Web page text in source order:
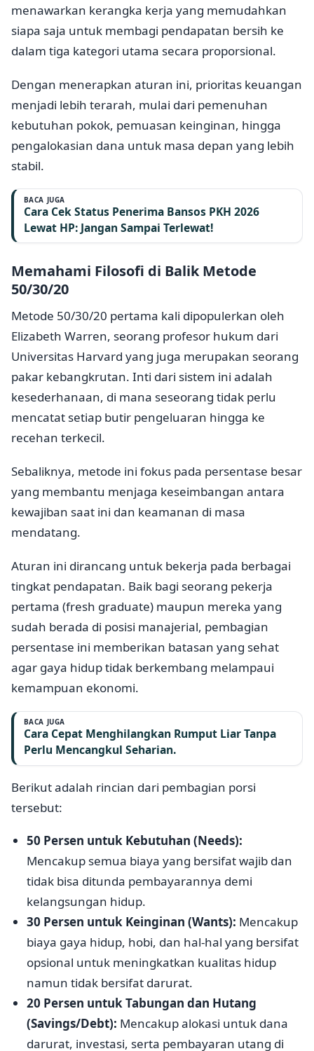
menawarkan kerangka kerja yang memudahkan
siapa saja untuk membagi pendapatan bersih ke
dalam tiga kategori utama secara proporsional.
Dengan menerapkan aturan ini, prioritas keuangan
menjadi lebih terarah, mulai dari pemenuhan
kebutuhan pokok, pemuasan keinginan, hingga
pengalokasian dana untuk masa depan yang lebih
stabil.
BACA JUGA
Cara Cek Status Penerima Bansos PKH 2026
Lewat HP: Jangan Sampai Terlewat!
Memahami Filosofi di Balik Metode
50/30/20
Metode 50/30/20 pertama kali dipopulerkan oleh
Elizabeth Warren, seorang profesor hukum dari
Universitas Harvard yang juga merupakan seorang
pakar kebangkrutan. Inti dari sistem ini adalah
kesederhanaan, di mana seseorang tidak perlu
mencatat setiap butir pengeluaran hingga ke
recehan terkecil.
Sebaliknya, metode ini fokus pada persentase besar
yang membantu menjaga keseimbangan antara
kewajiban saat ini dan keamanan di masa
mendatang.
Aturan ini dirancang untuk bekerja pada berbagai
tingkat pendapatan. Baik bagi seorang pekerja
pertama (fresh graduate) maupun mereka yang
sudah berada di posisi manajerial, pembagian
persentase ini memberikan batasan yang sehat
agar gaya hidup tidak berkembang melampaui
kemampuan ekonomi.
BACA JUGA
Cara Cepat Menghilangkan Rumput Liar Tanpa
Perlu Mencangkul Seharian.
Berikut adalah rincian dari pembagian porsi
tersebut:
50 Persen untuk Kebutuhan (Needs):
Mencakup semua biaya yang bersifat wajib dan
tidak bisa ditunda pembayarannya demi
kelangsungan hidup.
30 Persen untuk Keinginan (Wants): Mencakup
biaya gaya hidup, hobi, dan hal-hal yang bersifat
opsional untuk meningkatkan kualitas hidup
namun tidak bersifat darurat.
20 Persen untuk Tabungan dan Hutang
(Savings/Debt): Mencakup alokasi untuk dana
darurat, investasi, serta pembayaran utang di